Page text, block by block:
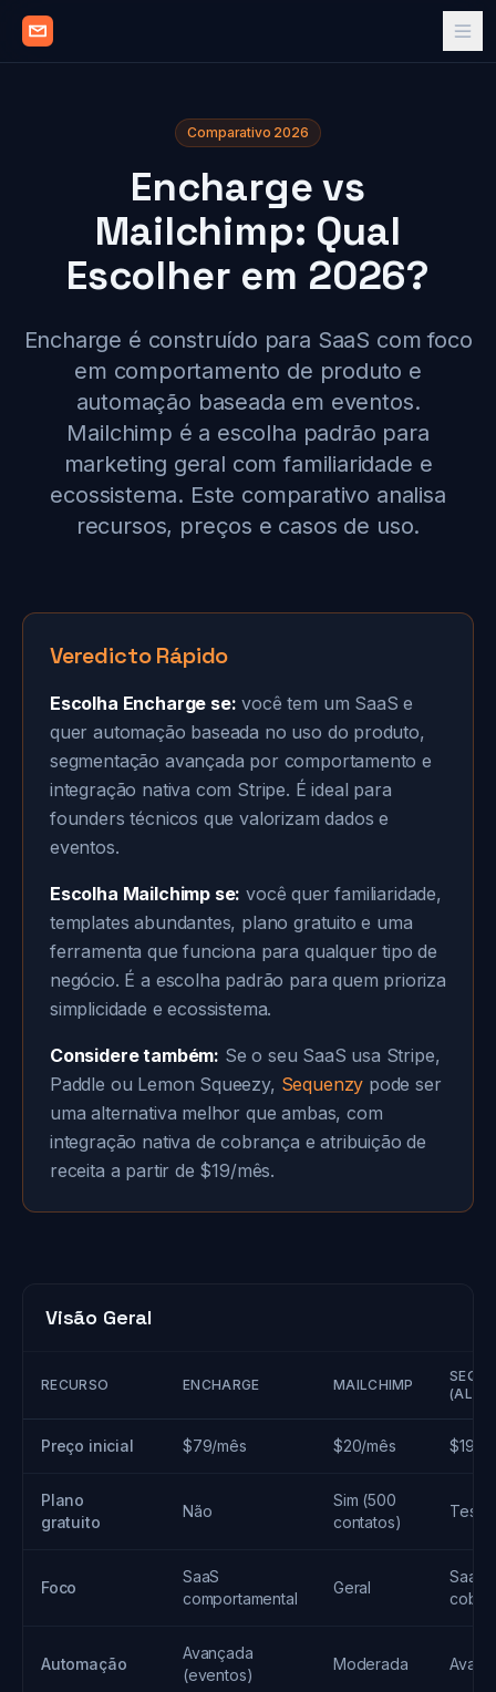
Comparativo 2026
Encharge vs
Mailchimp: Qual
Escolher em 2026?
Encharge é construído para SaaS com foco
em comportamento de produto e
automação baseada em eventos.
Mailchimp é a escolha padrão para
marketing geral com familiaridade e
ecossistema. Este comparativo analisa
recursos, preços e casos de uso.
Veredicto Rápido
Escolha Encharge se: você tem um SaaS e
quer automação baseada no uso do produto,
segmentação avançada por comportamento e
integração nativa com Stripe. É ideal para
founders técnicos que valorizam dados e
eventos.
Escolha Mailchimp se: você quer familiaridade,
templates abundantes, plano gratuito e uma
ferramenta que funciona para qualquer tipo de
negócio. É a escolha padrão para quem prioriza
simplicidade e ecossistema.
Considere também: Se o seu SaaS usa Stripe,
Paddle ou Lemon Squeezy, Sequenzy pode ser
uma alternativa melhor que ambas, com
integração nativa de cobrança e atribuição de
receita a partir de $19/mês.
Visão Geral
RECURSO ENCHARGE MAILCHIMP
Preço inicial $79/mês $20/mês $19/
Plano
gratuito
Não
Sim (500
contatos)
Teste
Foco
SaaS
comportamental
Geral
SaaS
Automação
Avançada
(eventos)
Moderada